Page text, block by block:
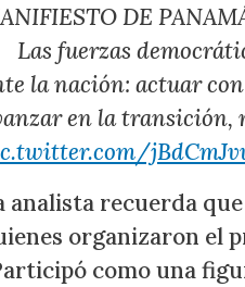
DE
Las fuerzas
la nación: actuar
en la transición,
analista recuerda
organizaron el
como una